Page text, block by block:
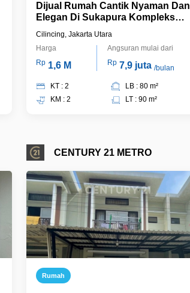
Dijual Rumah Cantik Nyaman Dan
Elegan Di Sukapura Kompleks
Jakarta Utara
Cilincing, Jakarta Utara
Harga
Rp 1,6 M
Angsuran mulai dari
Rp 7,9 juta /bulan
KT : 2
KM : 2
LB : 80 m²
LT : 90 m²
CENTURY 21 METRO
Rumah